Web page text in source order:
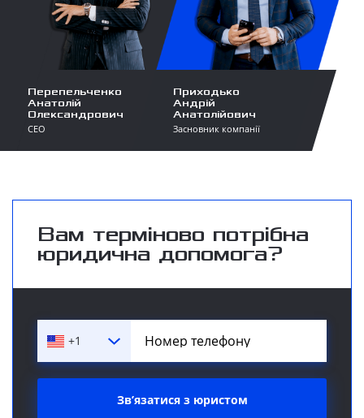
Перепельченко
Анатолій
Олександрович
СЕО
Приходько
Андрій
Анатолійович
Засновник компанії
Вам терміново потрібна
юридична допомога?
+1
Звʼязатися з юристом